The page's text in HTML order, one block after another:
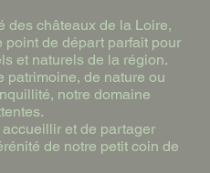
des châteaux de la Loire,
de départ parfait pour
et naturels de la région.
patrimoine, de nature ou
notre domaine
et de partager
de notre petit coin de